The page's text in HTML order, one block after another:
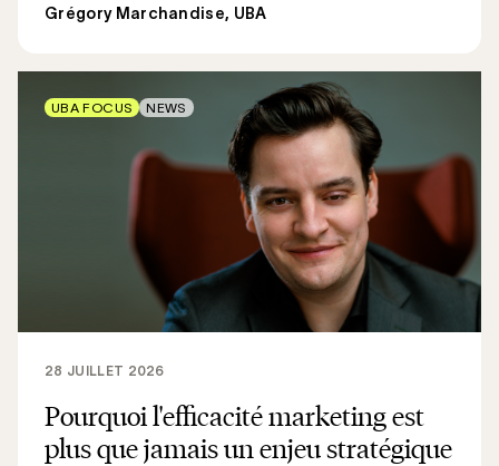
Grégory Marchandise, UBA
Pourquoi l'efficacité marketing est
plus que jamais un enjeu stratégique
28 JUILLET 2026
UBA FOCUS NEWS